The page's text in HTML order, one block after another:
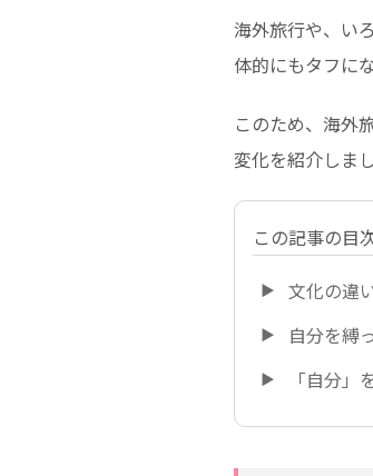
海外旅行や、い
体的にもタフに
このため、海外
変化を紹介しまし
この記事の目
文化の違
自分を縛
「自分」